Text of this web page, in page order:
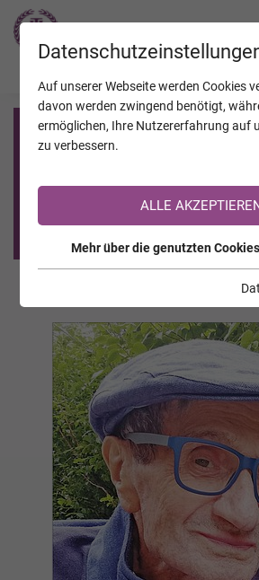
Registrierung auf
Sie sind noch nicht auf
>> zur kostenlosen
Auf unserer Webseite werden Cookies
davon werden zwingend benötigt,
ermöglichen, Ihre Nutzererfahrung auf
zu verbessern.
ALLE
Mehr über die genutzten
JAHRESTAGE KALENDER